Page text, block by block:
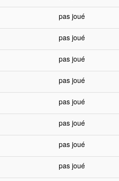
pas joué
pas joué
pas joué
pas joué
pas joué
pas joué
pas joué
pas joué